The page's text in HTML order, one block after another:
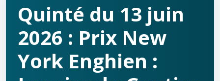
Quinté du 13 juin
2026 : Prix New
York Enghien :